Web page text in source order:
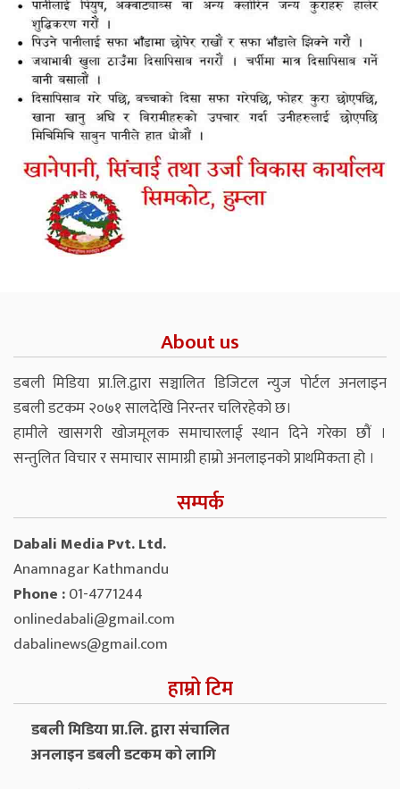
About us
डबली मिडिया प्रा.लि.द्वारा सञ्चालित डिजिटल न्युज पोर्टल अनलाइन
डबली डटकम २०७१ सालदेखि निरन्तर चलिरहेको छ।
हामीले खासगरी खोजमूलक समाचारलाई स्थान दिने गरेका छौं ।
सन्तुलित विचार र समाचार सामाग्री हाम्रो अनलाइनको प्राथमिकता हो ।
सम्पर्क
Dabali Media Pvt. Ltd.
Anamnagar Kathmandu
Phone :01-4771244
onlinedabali@gmail.com
dabalinews@gmail.com
हाम्रो टिम
डबली मिडिया प्रा.लि. द्वारा संचालित
अनलाइन डबली डटकम को लागि